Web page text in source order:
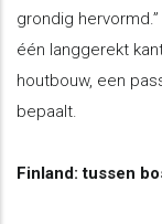
grondig
één langgerekt
houtbouw, een
bepaalt.
Finland: tussen